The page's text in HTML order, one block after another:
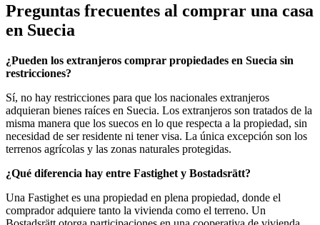
Preguntas frecuentes al comprar una casa
en Suecia
¿Pueden los extranjeros comprar propiedades en Suecia sin
restricciones?
Sí, no hay restricciones para que los nacionales extranjeros
adquieran bienes raíces en Suecia. Los extranjeros son tratados de la
misma manera que los suecos en lo que respecta a la propiedad, sin
necesidad de ser residente ni tener visa. La única excepción son los
terrenos agrícolas y las zonas naturales protegidas.
¿Qué diferencia hay entre Fastighet y Bostadsrätt?
Una Fastighet es una propiedad en plena propiedad, donde el
comprador adquiere tanto la vivienda como el terreno. Un